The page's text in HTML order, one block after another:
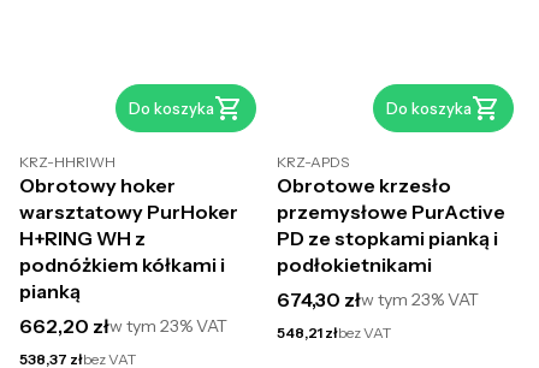
Do koszyka
KRZ-HHRIWH
Obrotowy hoker
warsztatowy PurHoker
H+RING WH z
podnóżkiem kółkami i
pianką
Cena brutto
662,20 złw tym 23%VAT
Cena netto
538,37 złbez VAT
Do koszyka
KRZ-APDS
Obrotowe krzesło
przemysłowe PurActive
PD ze stopkami pianką i
podłokietnikami
Cena brutto
674,30 złw tym23%VAT
Cena netto
548,21 złbez VAT